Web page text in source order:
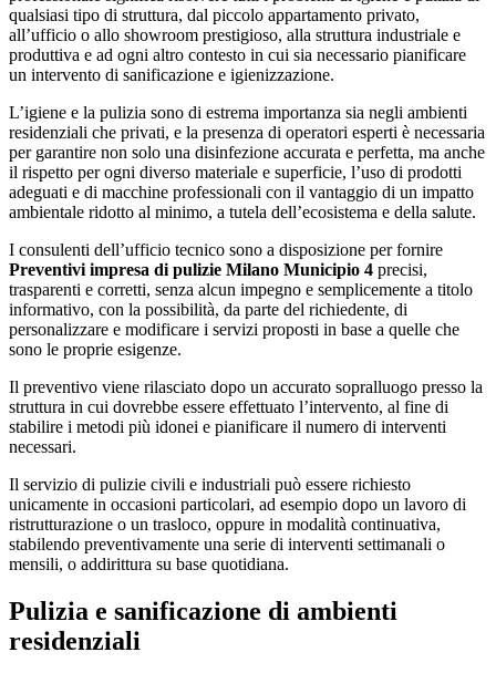
qualsiasi tipo di struttura, dal piccolo appartamento privato,
all’ufficio o allo showroom prestigioso, alla struttura industriale e
produttiva e ad ogni altro contesto in cui sia necessario pianificare
un intervento di sanificazione e igienizzazione.
L’igiene e la pulizia sono di estrema importanza sia negli ambienti
residenziali che privati, e la presenza di operatori esperti è necessaria
per garantire non solo una disinfezione accurata e perfetta, ma anche
il rispetto per ogni diverso materiale e superficie, l’uso di prodotti
adeguati e di macchine professionali con il vantaggio di un impatto
ambientale ridotto al minimo, a tutela dell’ecosistema e della salute.
I consulenti dell’ufficio tecnico sono a disposizione per fornire
Preventivi impresa di pulizie Milano Municipio 4 precisi,
trasparenti e corretti, senza alcun impegno e semplicemente a titolo
informativo, con la possibilità, da parte del richiedente, di
personalizzare e modificare i servizi proposti in base a quelle che
sono le proprie esigenze.
Il preventivo viene rilasciato dopo un accurato sopralluogo presso la
struttura in cui dovrebbe essere effettuato l’intervento, al fine di
stabilire i metodi più idonei e pianificare il numero di interventi
necessari.
Il servizio di pulizie civili e industriali può essere richiesto
unicamente in occasioni particolari, ad esempio dopo un lavoro di
ristrutturazione o un trasloco, oppure in modalità continuativa,
stabilendo preventivamente una serie di interventi settimanali o
mensili, o addirittura su base quotidiana.
Pulizia e sanificazione di ambienti
residenziali